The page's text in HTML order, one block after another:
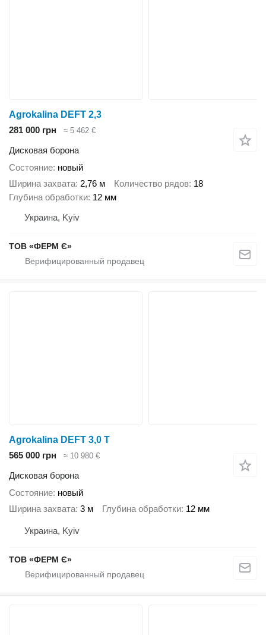
Agrokalina DEFT 2,3
281 000 грн
≈ 5 462 €
Дисковая борона
Состояние новый
Ширина захвата 2,76 м Количество рядов 18
Глубина обработки 12 мм
Украина, Kyiv
ТОВ «ФЕРМ Є»
Agrokalina DEFT 3,0 T
565 000 грн
≈ 10 980 €
Дисковая борона
Состояние новый
Ширина захвата 3 м Глубина обработки 12 мм
Украина, Kyiv
ТОВ «ФЕРМ Є»